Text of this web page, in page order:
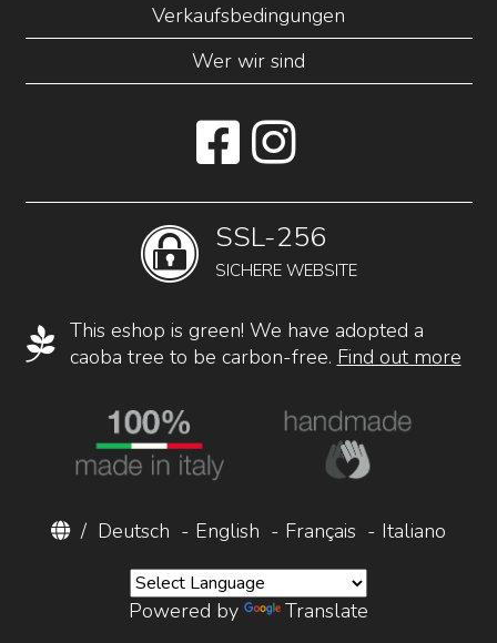
Verkaufsbedingungen
Wer wir sind
SSL-256
SICHERE WEBSITE
This eshop is green! We have adopted a
caoba tree to be carbon-free. Find out more
/ Deutsch - English - Français - Italiano
Powered by Translate